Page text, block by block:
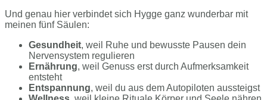
Und genau hier verbindet sich Hygge ganz wunderbar mit
meinen fünf Säulen:
Gesundheit, weil Ruhe und bewusste Pausen dein
Nervensystem regulieren
Ernährung, weil Genuss erst durch Aufmerksamkeit
entsteht
Entspannung, weil du aus dem Autopiloten aussteigst